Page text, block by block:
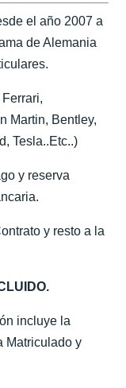
el año 2007 a
de Alemania
Martin, Bentley,
Tesla..Etc..)
y reserva
y resto a la
incluye la
Matriculado y